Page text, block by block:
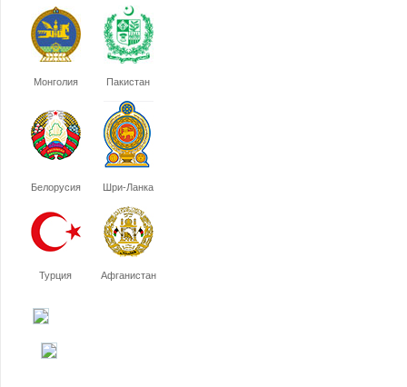
Монголия Пакистан
Белорусия Шри-Ланка
Турция Афганистан